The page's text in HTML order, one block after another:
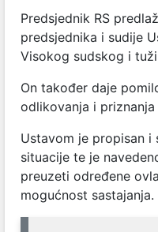
Predsjednik RS
predsjednika i sudije
Visokog sudskog i
On također daje
odlikovanja i
Ustavom je propisan i
situacije te je
preuzeti određene
mogućnost sastajanja.